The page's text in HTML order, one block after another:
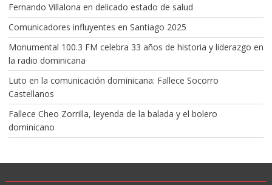
Fernando Villalona en delicado estado de salud
Comunicadores influyentes en Santiago 2025
Monumental 100.3 FM celebra 33 años de historia y liderazgo en
la radio dominicana
Luto en la comunicación dominicana: Fallece Socorro
Castellanos
Fallece Cheo Zorrilla, leyenda de la balada y el bolero
dominicano